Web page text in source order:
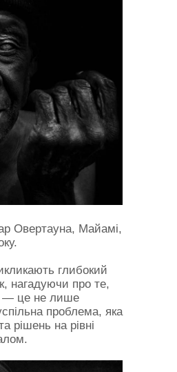
Овертауна, Майамі,
глибокий
нагадуючи про те,
— це не лише
проблема, яка
рішень на рівні